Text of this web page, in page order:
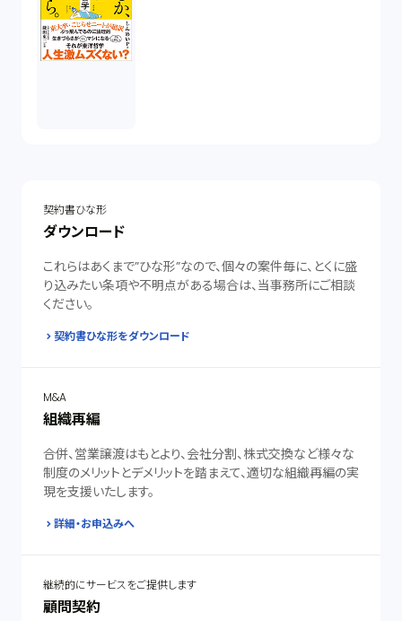
契約書ひな形
ダウンロード
これらはあくまで”ひな形”なので、個々の案件毎に、とくに盛
り込みたい条項や不明点がある場合は、当事務所にご相談
ください。
契約書ひな形をダウンロード
M&A
組織再編
合併、営業譲渡はもとより、会社分割、株式交換など様々な
制度のメリットとデメリットを踏まえて、適切な組織再編の実
現を支援いたします。
詳細・お申込みへ
継続的にサービスをご提供します
顧問契約